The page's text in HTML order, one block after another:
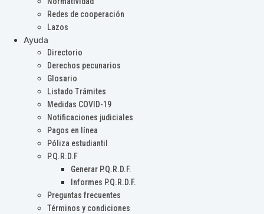
Redes de cooperación
Lazos
Ayuda
Directorio
Derechos pecunarios
Glosario
Listado Trámites
Medidas COVID-19
Notificaciones judiciales
Pagos en línea
Póliza estudiantil
P.Q.R.D.F
Generar P.Q.R.D.F.
Informes P.Q.R.D.F.
Preguntas frecuentes
Términos y condiciones